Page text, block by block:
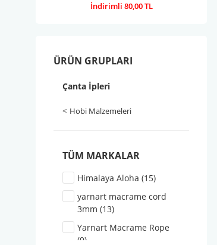
İndirimli 80,00 TL
ÜRÜN GRUPLARI
Çanta İpleri
Hobi Malzemeleri
TÜM MARKALAR
Himalaya Aloha (15)
yarnart macrame cord
3mm (13)
Yarnart Macrame Rope
(9)